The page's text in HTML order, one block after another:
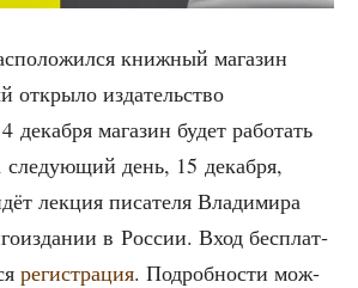
книж­ный мага­зин
откры­ло изда­тель­ство
мага­зин будет рабо­тать
день, 15 декаб­ря,
лек­ция писа­те­ля Вла­ди­ми­ра
в Рос­сии. Вход бес­плат­
реги­стра­ция. Подроб­но­сти мож­